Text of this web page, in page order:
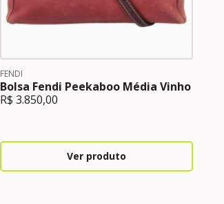
FENDI
Bolsa Fendi Peekaboo Média Vinho
R$ 3.850,00
Ver produto